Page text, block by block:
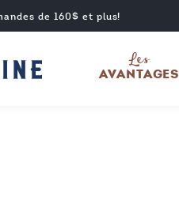
de 160$ et plus!
Les
AVANTAGES